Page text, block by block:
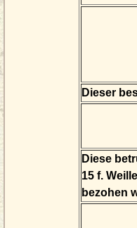
Dieser
Diese
15 f.
bezohen